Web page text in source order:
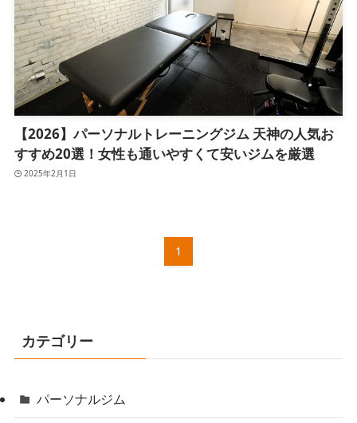
【2026】パーソナルトレーニングジム 天神の人気お
すすめ20選！女性も通いやすくて安いジムを厳選
2025年2月1日
1
カテゴリー
パーソナルジム